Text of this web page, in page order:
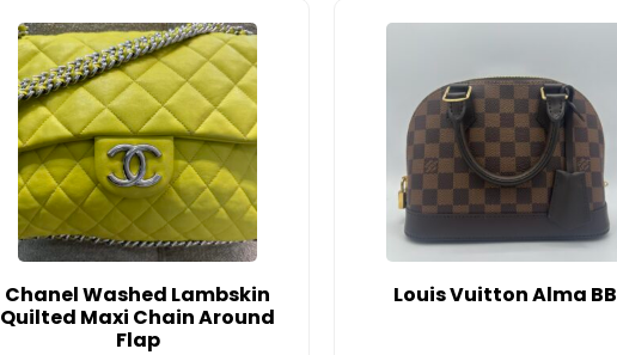
Chanel Washed Lambskin
Quilted Maxi Chain Around
Flap
Louis Vuitton Alma BB